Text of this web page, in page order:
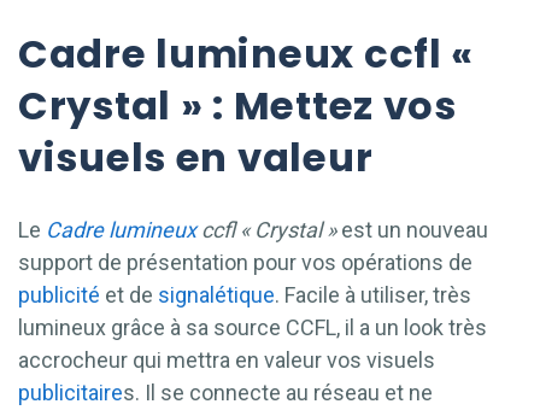
Cadre lumineux ccfl «
Crystal » : Mettez vos
visuels en valeur
Le Cadre lumineuxccfl « Crystal »est un nouveau
support de présentation pour vos opérations de
publicité et de signalétique. Facile à utiliser, très
lumineux grâce à sa source CCFL, il a un look très
accrocheur qui mettra en valeur vos visuels
publicitaires. Il se connecte au réseau et ne